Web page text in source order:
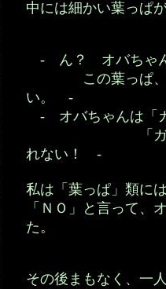
中には細かい葉っぱ
- ん？ オバちゃん
この葉っぱ、イ
い。 -
- オバちゃんは「
「ガンジャ」
れない！ -
私は「葉っぱ」類に
「ＮＯ」と言って、
た。
その後まもなく、一